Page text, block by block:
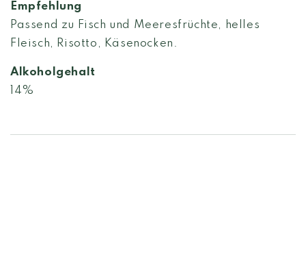
Empfehlung
Passend zu Fisch und Meeresfrüchte, helles
Fleisch, Risotto, Käsenocken.
Alkoholgehalt
14%